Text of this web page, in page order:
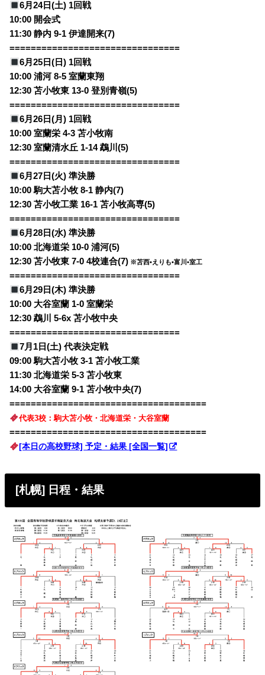
6月24日(土) 1回戦
10:00 開会式
11:30 静内 9-1 伊達開来(7)
================================
6月25日(日) 1回戦
10:00 浦河 8-5 室蘭東翔
12:30 苫小牧東 13-0 登別青嶺(5)
================================
6月26日(月) 1回戦
10:00 室蘭栄 4-3 苫小牧南
12:30 室蘭清水丘 1-14 鵡川(5)
================================
6月27日(火) 準決勝
10:00 駒大苫小牧 8-1 静内(7)
12:30 苫小牧工業 16-1 苫小牧高専(5)
================================
6月28日(水) 準決勝
10:00 北海道栄 10-0 浦河(5)
12:30 苫小牧東 7-0 4校連合(7) ※苫西•えりも•富川•室工
================================
6月29日(木) 準決勝
10:00 大谷室蘭 1-0 室蘭栄
12:30 鵡川 5-6x 苫小牧中央
================================
7月1日(土) 代表決定戦
09:00 駒大苫小牧 3-1 苫小牧工業
11:30 北海道栄 5-3 苫小牧東
14:00 大谷室蘭 9-1 苫小牧中央(7)
=====================================
代表3校：駒大苫小牧・北海道栄・大谷室蘭
=====================================
[本日の高校野球] 予定・結果 [全国一覧]
[札幌] 日程・結果